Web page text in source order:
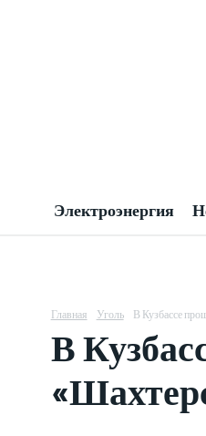
Электроэнергия
Главная Уголь В Кузбассе
В